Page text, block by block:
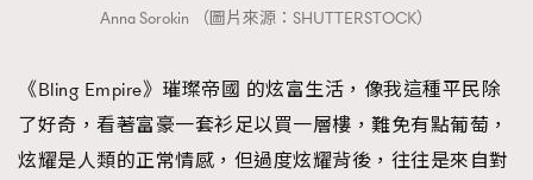
Anna Sorokin （圖片來源：SHUTTERSTOCK）
《Bling Empire》璀璨帝國 的炫富生活，像我這種平民除
了好奇，看著富豪一套衫足以買一層樓，難免有點葡萄，
炫耀是人類的正常情感，但過度炫耀背後，往往是來自對